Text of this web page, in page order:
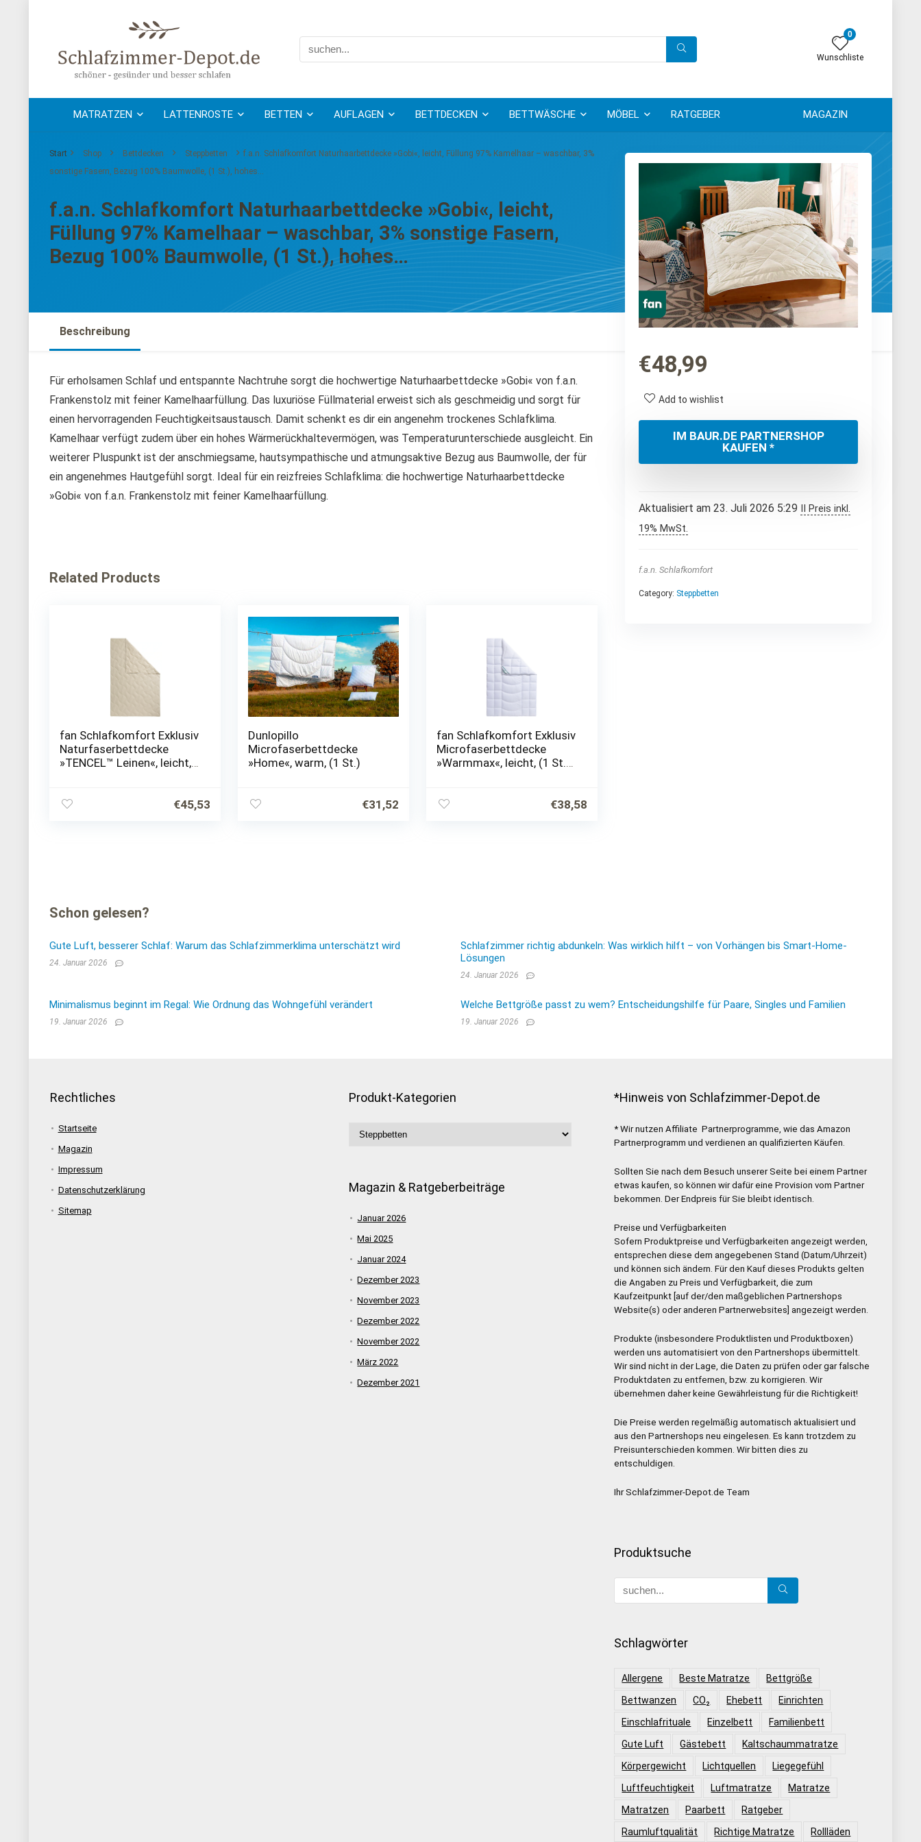
0
Wunschliste
MATRATZEN LATTENROSTE BETTEN AUFLAGEN BETTDECKEN BETTWÄSCHE MÖBEL RATGEBER MAGAZIN
Start Shop Bettdecken Steppbetten
f.a.n. Schlafkomfort Naturhaarbettdecke »Gobi«, leicht, Füllung 97% Kamelhaar – waschbar, 3%
sonstige Fasern, Bezug 100% Baumwolle, (1 St.), hohes…
f.a.n. Schlafkomfort Naturhaarbettdecke »Gobi«, leicht,
Füllung 97% Kamelhaar – waschbar, 3% sonstige Fasern,
Bezug 100% Baumwolle, (1 St.), hohes…
€48,99
Add to wishlist
IM BAUR.DE PARTNERSHOP
KAUFEN *
Aktualisiert am 23. Juli 2026 5:29
II Preis inkl.
19% MwSt.
f.a.n. Schlafkomfort
Category: Steppbetten
Beschreibung
Für erholsamen Schlaf und entspannte Nachtruhe sorgt die hochwertige Naturhaarbettdecke »Gobi« von f.a.n.
Frankenstolz mit feiner Kamelhaarfüllung. Das luxuriöse Füllmaterial erweist sich als geschmeidig und sorgt für
einen hervorragenden Feuchtigkeitsaustausch. Damit schenkt es dir ein angenehm trockenes Schlafklima.
Kamelhaar verfügt zudem über ein hohes Wärmerückhaltevermögen, was Temperaturunterschiede ausgleicht. Ein
weiterer Pluspunkt ist der anschmiegsame, hautsympathische und atmungsaktive Bezug aus Baumwolle, der für
ein angenehmes Hautgefühl sorgt. Ideal für ein reizfreies Schlafklima: die hochwertige Naturhaarbettdecke
»Gobi« von f.a.n. Frankenstolz mit feiner Kamelhaarfüllung.
Related Products
fan Schlafkomfort Exklusiv
Naturfaserbettdecke
»TENCEL™ Leinen«, leicht,
Bezug 100% Baumwolle, (1
€45,53
Dunlopillo
Microfaserbettdecke
»Home«, warm, (1 St.)
€31,52
fan Schlafkomfort Exklusiv
Microfaserbettdecke
»Warmmax«, leicht, (1 St.),
€38,58
Schon gelesen?
Gute Luft, besserer Schlaf: Warum das Schlafzimmerklima unterschätzt wird
24. Januar 2026
Schlafzimmer richtig abdunkeln: Was wirklich hilft – von Vorhängen bis Smart-Home-
Lösungen
24. Januar 2026
Minimalismus beginnt im Regal: Wie Ordnung das Wohngefühl verändert
19. Januar 2026
Welche Bettgröße passt zu wem? Entscheidungshilfe für Paare, Singles und Familien
19. Januar 2026
Rechtliches
Startseite
Magazin
Impressum
Datenschutzerklärung
Sitemap
Produkt-Kategorien
Magazin & Ratgeberbeiträge
Januar 2026
Mai 2025
Januar 2024
Dezember 2023
November 2023
Dezember 2022
November 2022
März 2022
Dezember 2021
*Hinweis von Schlafzimmer-Depot.de
* Wir nutzen Affiliate Partnerprogramme, wie das Amazon
Partnerprogramm und verdienen an qualifizierten Käufen.
Sollten Sie nach dem Besuch unserer Seite bei einem Partner
etwas kaufen, so können wir dafür eine Provision vom Partner
bekommen. Der Endpreis für Sie bleibt identisch.
Preise und Verfügbarkeiten
Sofern Produktpreise und Verfügbarkeiten angezeigt werden,
entsprechen diese dem angegebenen Stand (Datum/Uhrzeit)
und können sich ändern. Für den Kauf dieses Produkts gelten
die Angaben zu Preis und Verfügbarkeit, die zum
Kaufzeitpunkt [auf der/den maßgeblichen Partnershops
Website(s) oder anderen Partnerwebsites] angezeigt werden.
Produkte (insbesondere Produktlisten und Produktboxen)
werden uns automatisiert von den Partnershops übermittelt.
Wir sind nicht in der Lage, die Daten zu prüfen oder gar falsche
Produktdaten zu entfernen, bzw. zu korrigieren. Wir
übernehmen daher keine Gewährleistung für die Richtigkeit!
Die Preise werden regelmäßig automatisch aktualisiert und
aus den Partnershops neu eingelesen. Es kann trotzdem zu
Preisunterschieden kommen. Wir bitten dies zu
entschuldigen.
Ihr Schlafzimmer-Depot.de Team
Produktsuche
Schlagwörter
Allergene Beste Matratze
Bettgröße
Bettwanzen
CO₂ Ehebett
Einrichten
Einschlafrituale
Einzelbett
Familienbett
Gute Luft
Gästebett
Kaltschaummatratze
Körpergewicht
Lichtquellen
Liegegefühl
Luftfeuchtigkeit
Luftmatratze
Matratze
Matratzen
Paarbett
Ratgeber
Raumluftqualität
Richtige Matratze Rollläden